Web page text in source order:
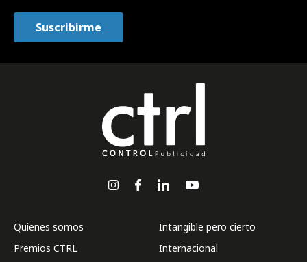
Quienes somos
Premios CTRL
Intangible pero cierto
Internacional